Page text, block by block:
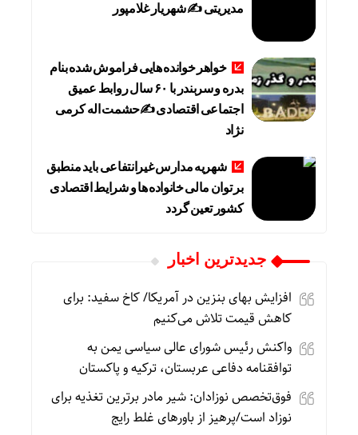
مدیریتی ✍ شهریار غلامپور
خواهر خوانده هایی فراموش شده بنام
بدره و سربندر با ۶۰ سال روابط عمیق
اجتماعی اقتصادی ✍حشمت اله کرمی
نژاد
شهریه مدارس غیرانتفاعی باید منطبق
بر توان مالی خانواده ها و شرایط اقتصادی
کشور تعین گردد
جديدترين اخبار
افزایش بهای بنزین در آمریکا/ کاخ سفید: برای
کاهش قیمت تلاش می‌کنیم
واکنش رئیس شورای عالی سیاسی یمن به
توافقنامه دفاعی عربستان، ترکیه و پاکستان
فوق‌تخصص نوزادان: شیر مادر برترین تغذیه برای
نوزاد است/پرهیز از باورهای غلط رایج